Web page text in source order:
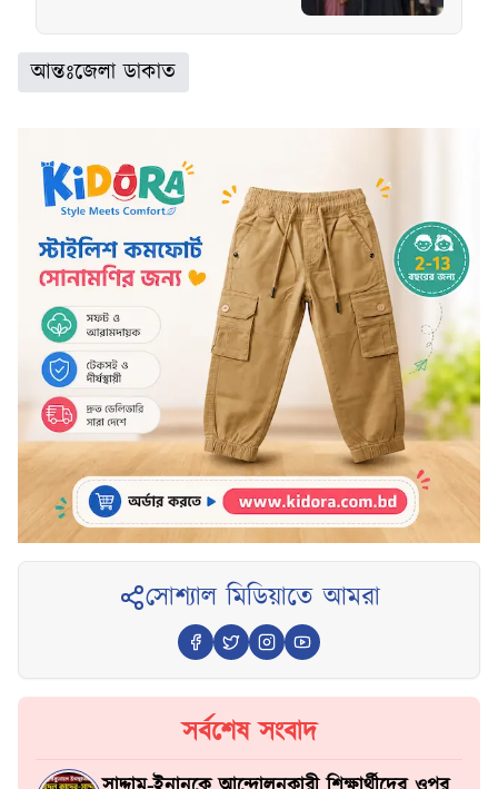
কাটাচ্ছেন জুলাই
শহীদ পরিবারের
আন্তঃজেলা ডাকাত
সোশ্যাল মিডিয়াতে আমরা
সর্বশেষ সংবাদ